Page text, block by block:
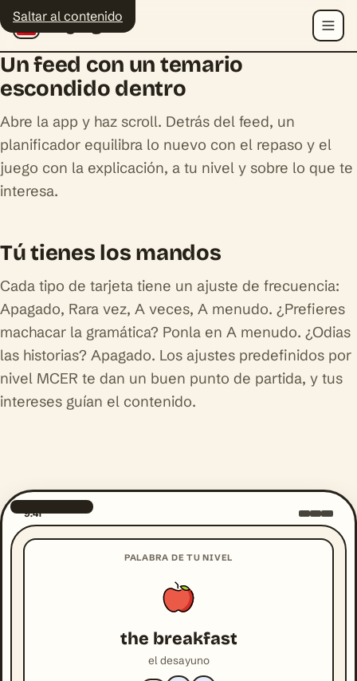
Saltar al contenido
Polyingo Menú
Un feed con un temario
escondido dentro
Abre la app y haz scroll. Detrás del feed, un
planificador equilibra lo nuevo con el repaso y el
juego con la explicación, a tu nivel y sobre lo que te
interesa.
Tú tienes los mandos
Cada tipo de tarjeta tiene un ajuste de frecuencia:
Apagado, Rara vez, A veces, A menudo. ¿Prefieres
machacar la gramática? Ponla en A menudo. ¿Odias
las historias? Apagado. Los ajustes predefinidos por
nivel MCER te dan un buen punto de partida, y tus
intereses guían el contenido.
9:41
PALABRA DE TU NIVEL
the breakfast
el desayuno